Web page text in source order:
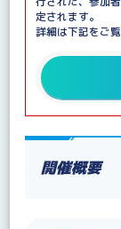
定されます。
詳細は下記をご覧
開催概要